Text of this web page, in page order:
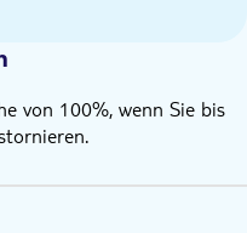
von 100%, wenn Sie bis